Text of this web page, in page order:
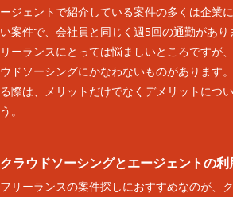
ージェントで紹介している案件の多くは企業
い案件で、会社員と同じく週5回の通勤があ
リーランスにとっては悩ましいところですが
ウドソーシングにかなわないものがあります
る際は、メリットだけでなくデメリットにつ
う。
クラウドソーシングとエージェントの利
フリーランスの案件探しにおすすめなのが、